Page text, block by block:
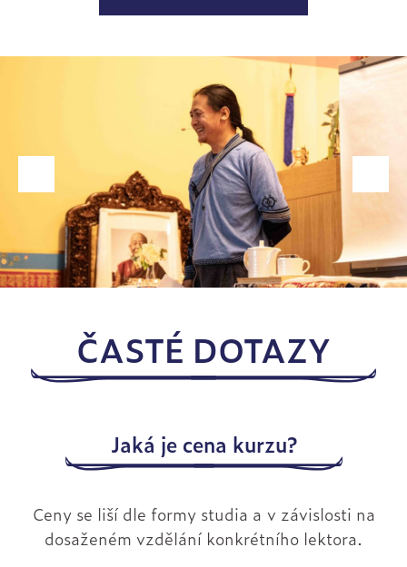
ČASTÉ DOTAZY
Jaká je cena kurzu?
Ceny se liší dle formy studia a v závislosti na
dosaženém vzdělání konkrétního lektora.